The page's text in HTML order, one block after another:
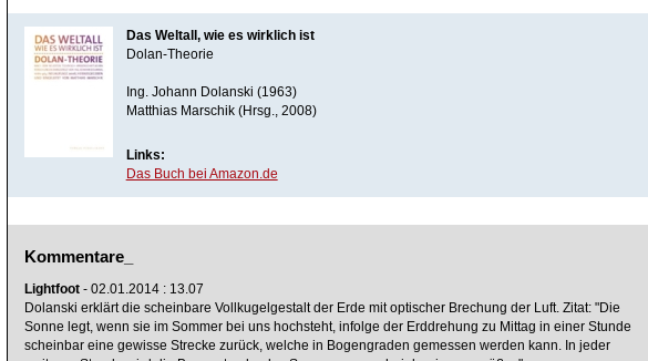
Das Weltall, wie es wirklich ist
Dolan-Theorie
Ing. Johann Dolanski (1963)
Matthias Marschik (Hrsg., 2008)
Links:
Das Buch bei Amazon.de
Kommentare_
Lightfoot- 02.01.2014 : 13.07
Dolanski erklärt die scheinbare Vollkugelgestalt der Erde mit optischer Brechung der Luft. Zitat: "Die
Sonne legt, wenn sie im Sommer bei uns hochsteht, infolge der Erddrehung zu Mittag in einer Stunde
scheinbar eine gewisse Strecke zurück, welche in Bogengraden gemessen werden kann. In jeder